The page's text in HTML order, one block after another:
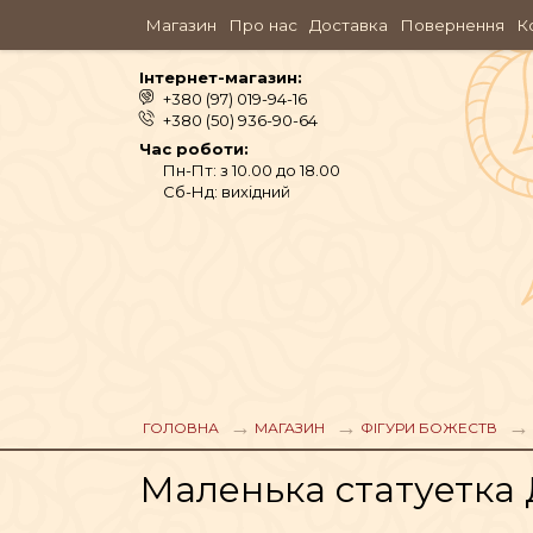
Магазин Про нас Доставка Повернення
Інтернет-магазин:
+380 (97) 019-94-16
+380 (50) 936-90-64
Час роботи:
Пн-Пт: з 10.00 до 18.00
Сб-Нд: вихідний
АРОМАМАСЛА,
ГОЛОВНА МАГАЗИН ФІГУРИ БОЖЕСТВ
Маленька